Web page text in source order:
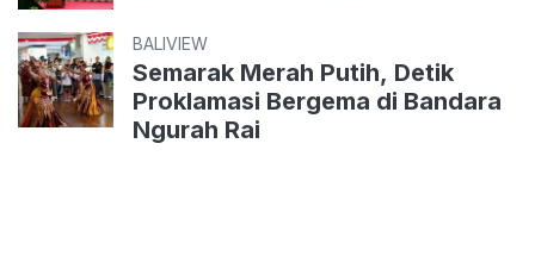
BALIVIEW
Semarak Merah Putih, Detik
Proklamasi Bergema di Bandara
Ngurah Rai